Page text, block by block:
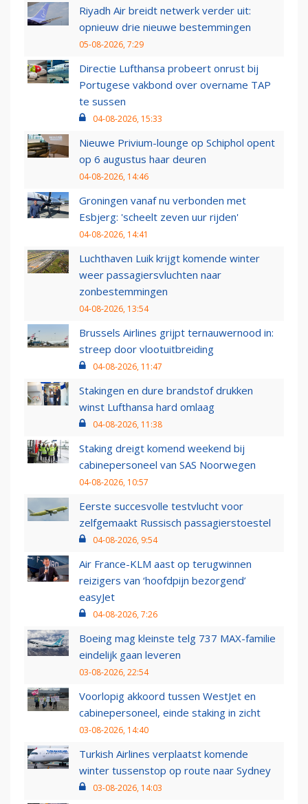
Riyadh Air breidt netwerk verder uit:
opnieuw drie nieuwe bestemmingen
05-08-2026, 7:29
Directie Lufthansa probeert onrust bij
Portugese vakbond over overname TAP
te sussen
04-08-2026, 15:33
Nieuwe Privium-lounge op Schiphol opent
op 6 augustus haar deuren
04-08-2026, 14:46
Groningen vanaf nu verbonden met
Esbjerg: 'scheelt zeven uur rijden'
04-08-2026, 14:41
Luchthaven Luik krijgt komende winter
weer passagiersvluchten naar
zonbestemmingen
04-08-2026, 13:54
Brussels Airlines grijpt ternauwernood in:
streep door vlootuitbreiding
04-08-2026, 11:47
Stakingen en dure brandstof drukken
winst Lufthansa hard omlaag
04-08-2026, 11:38
Staking dreigt komend weekend bij
cabinepersoneel van SAS Noorwegen
04-08-2026, 10:57
Eerste succesvolle testvlucht voor
zelfgemaakt Russisch passagierstoestel
04-08-2026, 9:54
Air France-KLM aast op terugwinnen
reizigers van ‘hoofdpijn bezorgend’
easyJet
04-08-2026, 7:26
Boeing mag kleinste telg 737 MAX-familie
eindelijk gaan leveren
03-08-2026, 22:54
Voorlopig akkoord tussen WestJet en
cabinepersoneel, einde staking in zicht
03-08-2026, 14:40
Turkish Airlines verplaatst komende
winter tussenstop op route naar Sydney
03-08-2026, 14:03